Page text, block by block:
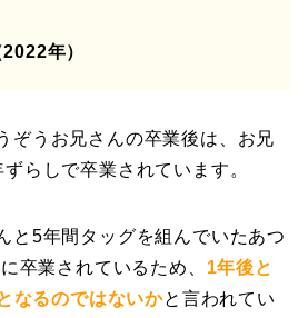
年）
ぞうお兄さんの卒業後は、お兄
らしで卒業されています。
と5年間タッグを組んでいたあつ
卒業されているため、 1年後と
なるのではないかと言われてい